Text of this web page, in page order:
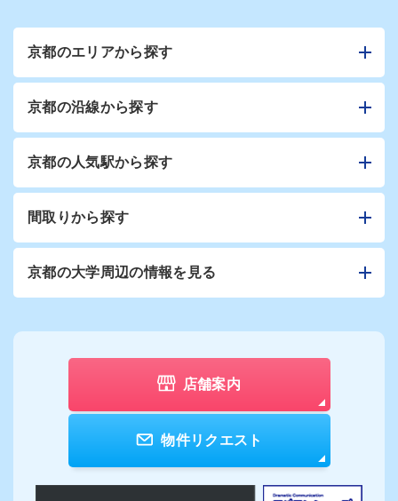
京都のエリアから探す
京都の沿線から探す
京都の人気駅から探す
間取りから探す
京都の大学周辺の情報を見る
店舗案内
物件リクエスト